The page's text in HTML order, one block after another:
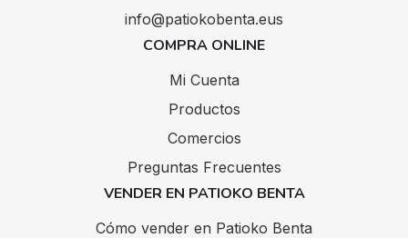
info@patiokobenta.eus
COMPRA ONLINE
Mi Cuenta
Productos
Comercios
Preguntas Frecuentes
VENDER EN PATIOKO BENTA
Cómo vender en Patioko Benta